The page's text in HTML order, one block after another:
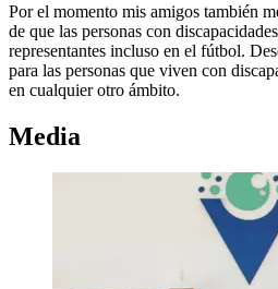
Por el momento mis amigos también
de que las personas con
representantes incluso en el fútbol.
para las personas que viven con
en cualquier otro ámbito.
Media